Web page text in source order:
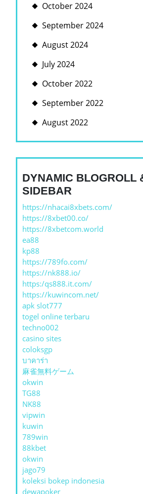
October 2024
September 2024
August 2024
July 2024
October 2022
September 2022
August 2022
DYNAMIC BLOGROLL
SIDEBAR
https://nhacai8xbets.com/
https://8xbet00.co/
https://8xbetcom.world
ea88
kp88
https://789fo.com/
https://nk888.io/
https:/qs888.it.com/
https://kuwincom.net/
apk slot777
togel online terbaru
techno002
casino sites
coloksgp
บาคาร่า
麻雀無料ゲーム
okwin
TG88
NK88
vipwin
kuwin
789win
88kbet
okwin
jago79
koleksi bokep indonesia
dewapoker